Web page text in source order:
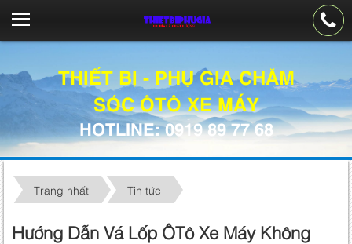
THIẾT BỊ - PHỤ GIA CHĂM
SÓC ÔTÔ XE MÁY
HOTLINE: 0919 89 77 68
Trang nhất Tin tức
Hướng Dẫn Vá Lốp ÔTô Xe Máy Không